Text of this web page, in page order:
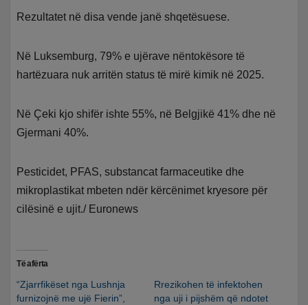
Rezultatet në disa vende janë shqetësuese.
Në Luksemburg, 79% e ujërave nëntokësore të
hartëzuara nuk arritën status të mirë kimik në 2025.
Në Çeki kjo shifër ishte 55%, në Belgjikë 41% dhe në
Gjermani 40%.
Pesticidet, PFAS, substancat farmaceutike dhe
mikroplastikat mbeten ndër kërcënimet kryesore për
cilësinë e ujit./ Euronews
Të afërta
“Zjarrfikëset nga Lushnja
furnizojnë me ujë Fierin”,
Rrezikohen të infektohen
nga uji i pijshëm që ndotet